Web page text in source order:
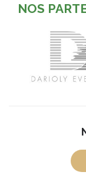
NOS